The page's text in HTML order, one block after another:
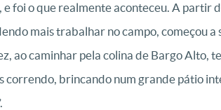
e foi o que realmente aconteceu. A partir
mais trabalhar no campo, começou
ao caminhar pela colina de Bargo Alto,
correndo, brincando num grande pátio